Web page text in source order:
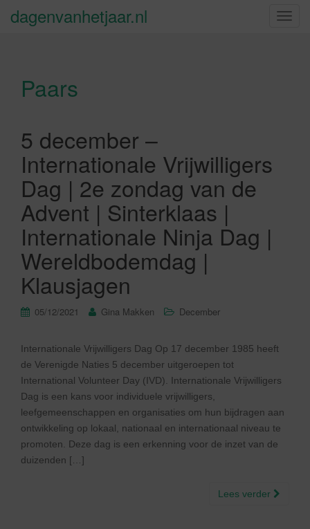
S
dagenvanhetjaar.nl
Paars
5 december –
Internationale Vrijwilligers
Dag | 2e zondag van de
Advent | Sinterklaas |
Internationale Ninja Dag |
Wereldbodemdag |
Klausjagen
05/12/2021 Gina Makken December
Internationale Vrijwilligers Dag Op 17 december 1985 heeft
de Verenigde Naties 5 december uitgeroepen tot
International Volunteer Day (IVD). Internationale Vrijwilligers
Dag is een kans voor individuele vrijwilligers,
leefgemeenschappen en organisaties om hun bijdragen aan
ontwikkeling op lokaal, nationaal en internationaal niveau te
promoten. Deze dag is een erkenning voor de inzet van de
duizenden […]
Lees verder